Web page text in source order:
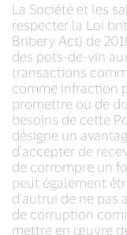
La Société et les
respecter la Loi
Bribery Act) de
des pots-de-vin
transactions
comme infraction
promettre ou de
besoins de cette
désigne un
d’accepter de
de corrompre un
peut également
d’autrui de ne pas
de corruption
mettre en œuvre